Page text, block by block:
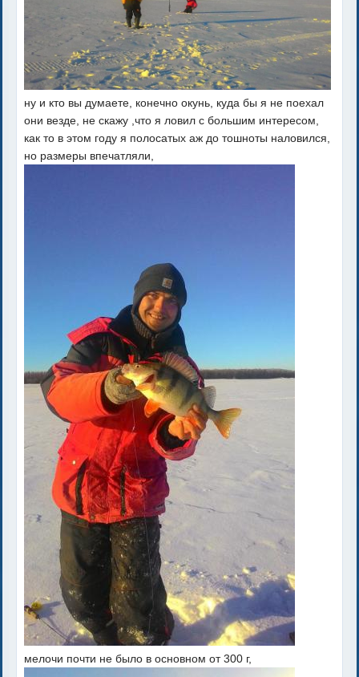
ну и кто вы думаете, конечно окунь, куда бы я не поехал
они везде, не скажу ,что я ловил с большим интересом,
как то в этом году я полосатых аж до тошноты наловился,
но размеры впечатляли,
мелочи почти не было в основном от 300 г,